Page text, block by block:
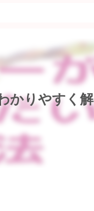
かりやすく解